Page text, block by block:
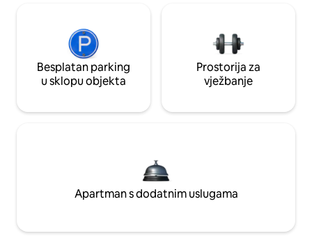
Besplatan parking
u sklopu objekta
Prostorija za
vježbanje
Apartman s dodatnim uslugama